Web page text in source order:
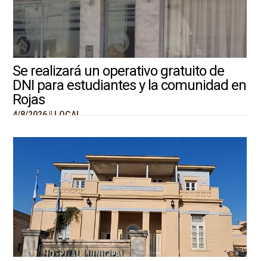
Se realizará un operativo gratuito de
DNI para estudiantes y la comunidad en
Rojas
4/8/2026 || LOCAL